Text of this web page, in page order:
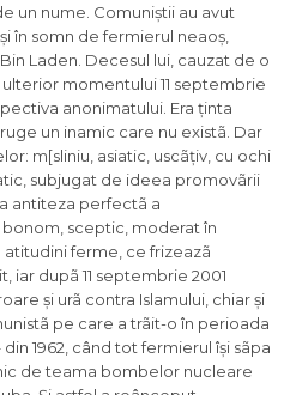
un nume. Comuniștii au avut
în somn de fermierul neaoș,
Laden. Decesul lui, cauzat de o
momentului 11 septembrie
anonimatului. Era ținta
un inamic care nu existã. Dar
m[sliniu, asiatic, uscãțiv, cu ochi
subjugat de ideea promovãrii
antiteza perfectã a
sceptic, moderat în
ferme, ce frizeazã
iar dupã 11 septembrie 2001
și urã contra Islamului, chiar și
pe care a trãit-o în perioada
1962, când tot fermierul își sãpa
de teama bombelor nucleare